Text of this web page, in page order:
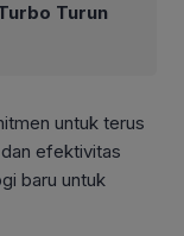
Turun
untuk terus
efektivitas
baru untuk